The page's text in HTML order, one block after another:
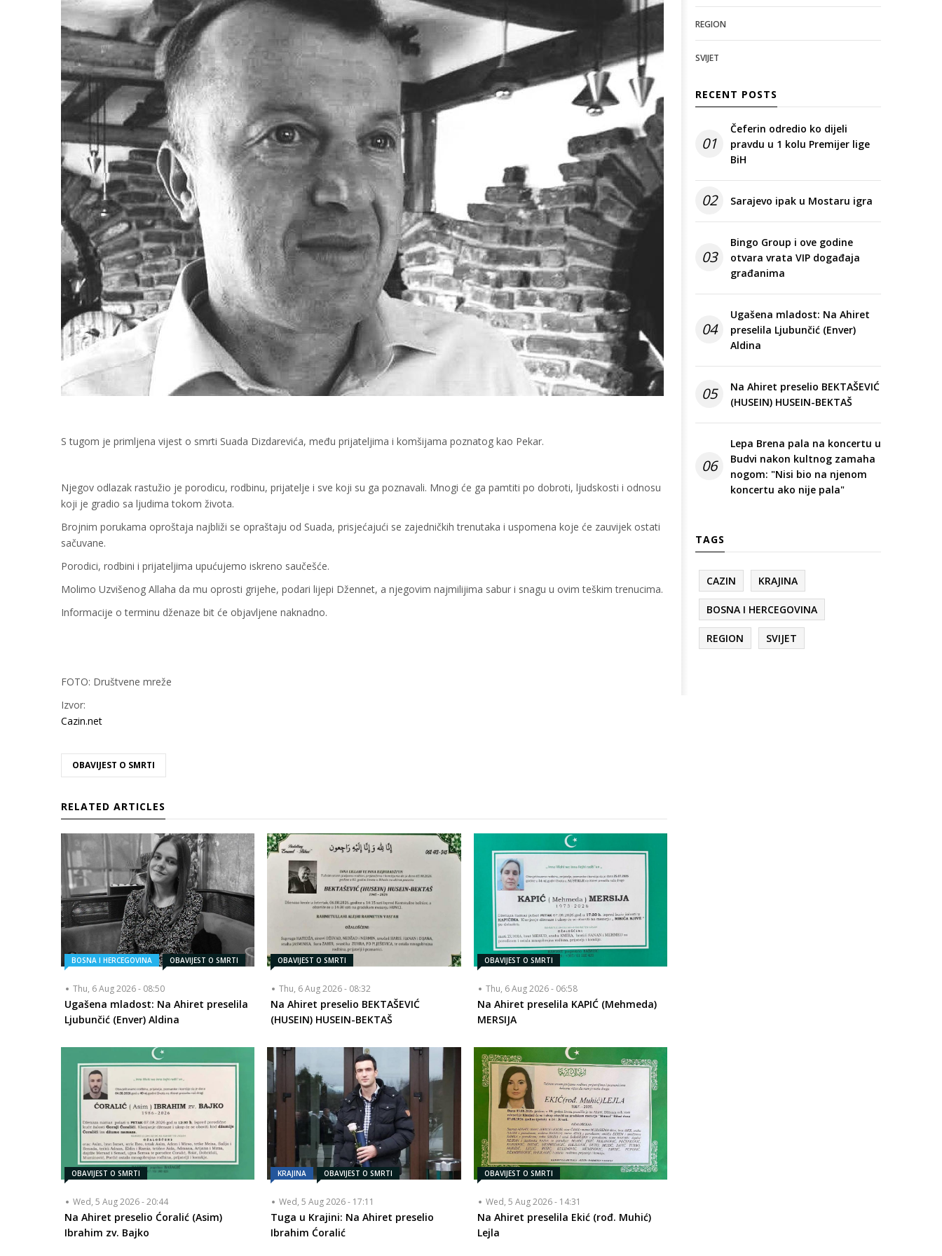
S tugom je primljena vijest o smrti Suada Dizdarevića, među prijateljima i komšijama poznatog kao Pekar.
Njegov odlazak rastužio je porodicu, rodbinu, prijatelje i sve koji su ga poznavali. Mnogi će ga pamtiti po dobroti, ljudskosti i odnosu
koji je gradio sa ljudima tokom života.
Brojnim porukama oproštaja najbliži se opraštaju od Suada, prisjećajući se zajedničkih trenutaka i uspomena koje će zauvijek ostati
sačuvane.
Porodici, rodbini i prijateljima upućujemo iskreno saučešće.
Molimo Uzvišenog Allaha da mu oprosti grijehe, podari lijepi Džennet, a njegovim najmilijima sabur i snagu u ovim teškim trenucima.
Informacije o terminu dženaze bit će objavljene naknadno.
FOTO: Društvene mreže
Izvor:
Cazin.net
OBAVIJEST O SMRTI
RELATED ARTICLES
BOSNA I HERCEGOVINA OBAVIJEST O SMRTI
Thu, 6 Aug 2026 - 08:50
Ugašena mladost: Na Ahiret preselila
Ljubunčić (Enver) Aldina
OBAVIJEST O SMRTI
Thu, 6 Aug 2026 - 08:32
Na Ahiret preselio BEKTAŠEVIĆ
(HUSEIN) HUSEIN-BEKTAŠ
OBAVIJEST O SMRTI
Thu, 6 Aug 2026 - 06:58
Na Ahiret preselila KAPIĆ (Mehmeda)
MERSIJA
OBAVIJEST O SMRTI
Wed, 5 Aug 2026 - 20:44
Na Ahiret preselio Ćoralić (Asim)
Ibrahim zv. Bajko
KRAJINA OBAVIJEST O SMRTI
Wed, 5 Aug 2026 - 17:11
Tuga u Krajini: Na Ahiret preselio
Ibrahim Ćoralić
OBAVIJEST O SMRTI
Wed, 5 Aug 2026 - 14:31
Na Ahiret preselila Ekić (rođ. Muhić)
Lejla
REGION
SVIJET
RECENT POSTS
01
Čeferin odredio ko dijeli
pravdu u 1 kolu Premijer lige
BiH
02 Sarajevo ipak u Mostaru igra
03
Bingo Group i ove godine
otvara vrata VIP događaja
građanima
04
Ugašena mladost: Na Ahiret
preselila Ljubunčić (Enver)
Aldina
05
Na Ahiret preselio BEKTAŠEVIĆ
(HUSEIN) HUSEIN-BEKTAŠ
06
Lepa Brena pala na koncertu u
Budvi nakon kultnog zamaha
nogom: "Nisi bio na njenom
koncertu ako nije pala"
TAGS
CAZIN KRAJINA
BOSNA I HERCEGOVINA
REGION SVIJET